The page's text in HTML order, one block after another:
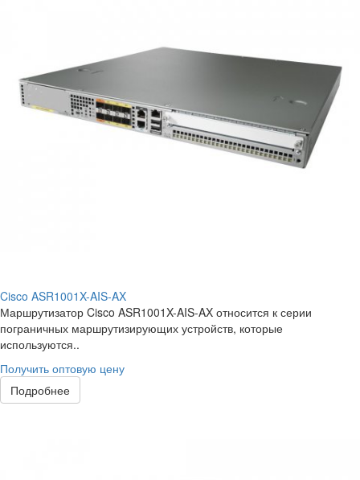
Cisco ASR1001X-AIS-AX
Маршрутизатор Cisco ASR1001X-AIS-AX относится к серии
пограничных маршрутизирующих устройств, которые
используются..
Получить оптовую цену
Подробнее